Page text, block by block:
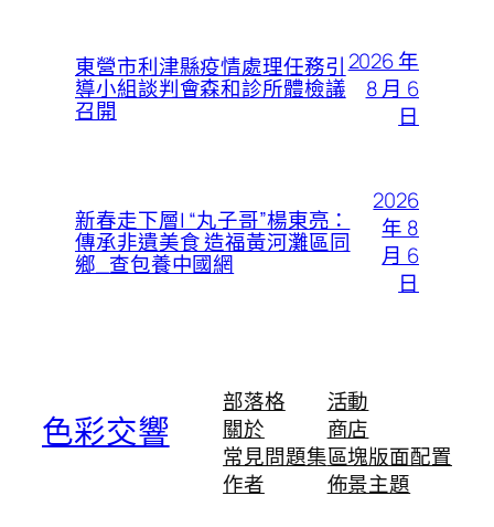
東營市利津縣疫情處理任務引
導小組談判會森和診所體檢議
召開
2026 年
8 月 6
日
新春走下層| “丸子哥”楊東亮：
傳承非遺美食 造福黃河灘區同
鄉_查包養中國網
2026
年 8
月 6
日
色彩交響
部落格
關於
常見問題集
作者
活動
商店
區塊版面配置
佈景主題